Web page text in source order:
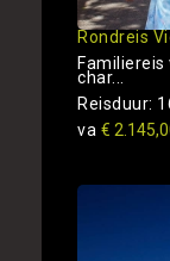
Rondreis
char...
Reisduur:
va €